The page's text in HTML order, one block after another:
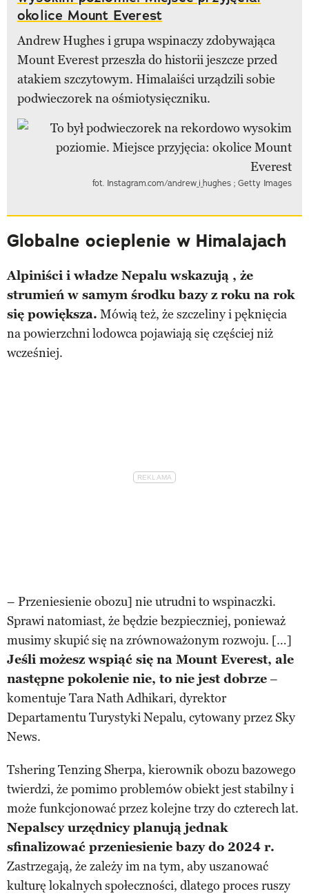
okolice Mount Everest
Andrew Hughes i grupa wspinaczy zdobywająca
Mount Everest przeszła do historii jeszcze przed
atakiem szczytowym. Himalaiści urządzili sobie
podwieczorek na ośmiotysięczniku.
fot. Instagram.com/andrew_i_hughes ; Getty Images
Globalne ocieplenie w Himalajach
Alpiniści i władze Nepalu wskazują , że
strumień w samym środku bazy z roku na rok
się powiększa. Mówią też, że szczeliny i pęknięcia
na powierzchni lodowca pojawiają się częściej niż
wcześniej.
– Przeniesienie obozu] nie utrudni to wspinaczki.
Sprawi natomiast, że będzie bezpieczniej, ponieważ
musimy skupić się na zrównoważonym rozwoju. […]
Jeśli możesz wspiąć się na Mount Everest, ale
następne pokolenie nie, to nie jest dobrze–
komentuje Tara Nath Adhikari, dyrektor
Departamentu Turystyki Nepalu, cytowany przez Sky
News.
Tshering Tenzing Sherpa, kierownik obozu bazowego
twierdzi, że pomimo problemów obiekt jest stabilny i
może funkcjonować przez kolejne trzy do czterech lat.
Nepalscy urzędnicy planują jednak
sfinalizować przeniesienie bazy do 2024 r.
Zastrzegają, że zależy im na tym, aby uszanować
kulturę lokalnych społeczności, dlatego proces ruszy